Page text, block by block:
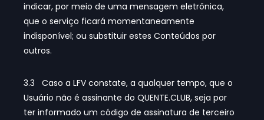
indicar, por meio de uma mensagem eletrônica,
que o serviço ficará momentaneamente
indisponível; ou substituir estes Conteúdos por
outros.
3.3 Caso a LFV constate, a qualquer tempo, que o
Usuário não é assinante do QUENTE.CLUB, seja por
ter informado um código de assinatura de terceiro